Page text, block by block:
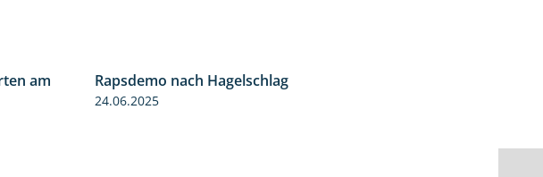
am
Rapsdemo nach Hagelschlag
24.06.2025